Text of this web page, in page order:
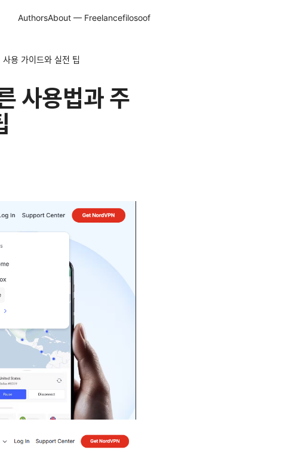
AuthorsAbout — Freelancefilosoof
용 가이드와 실전 팁
사용법과 주